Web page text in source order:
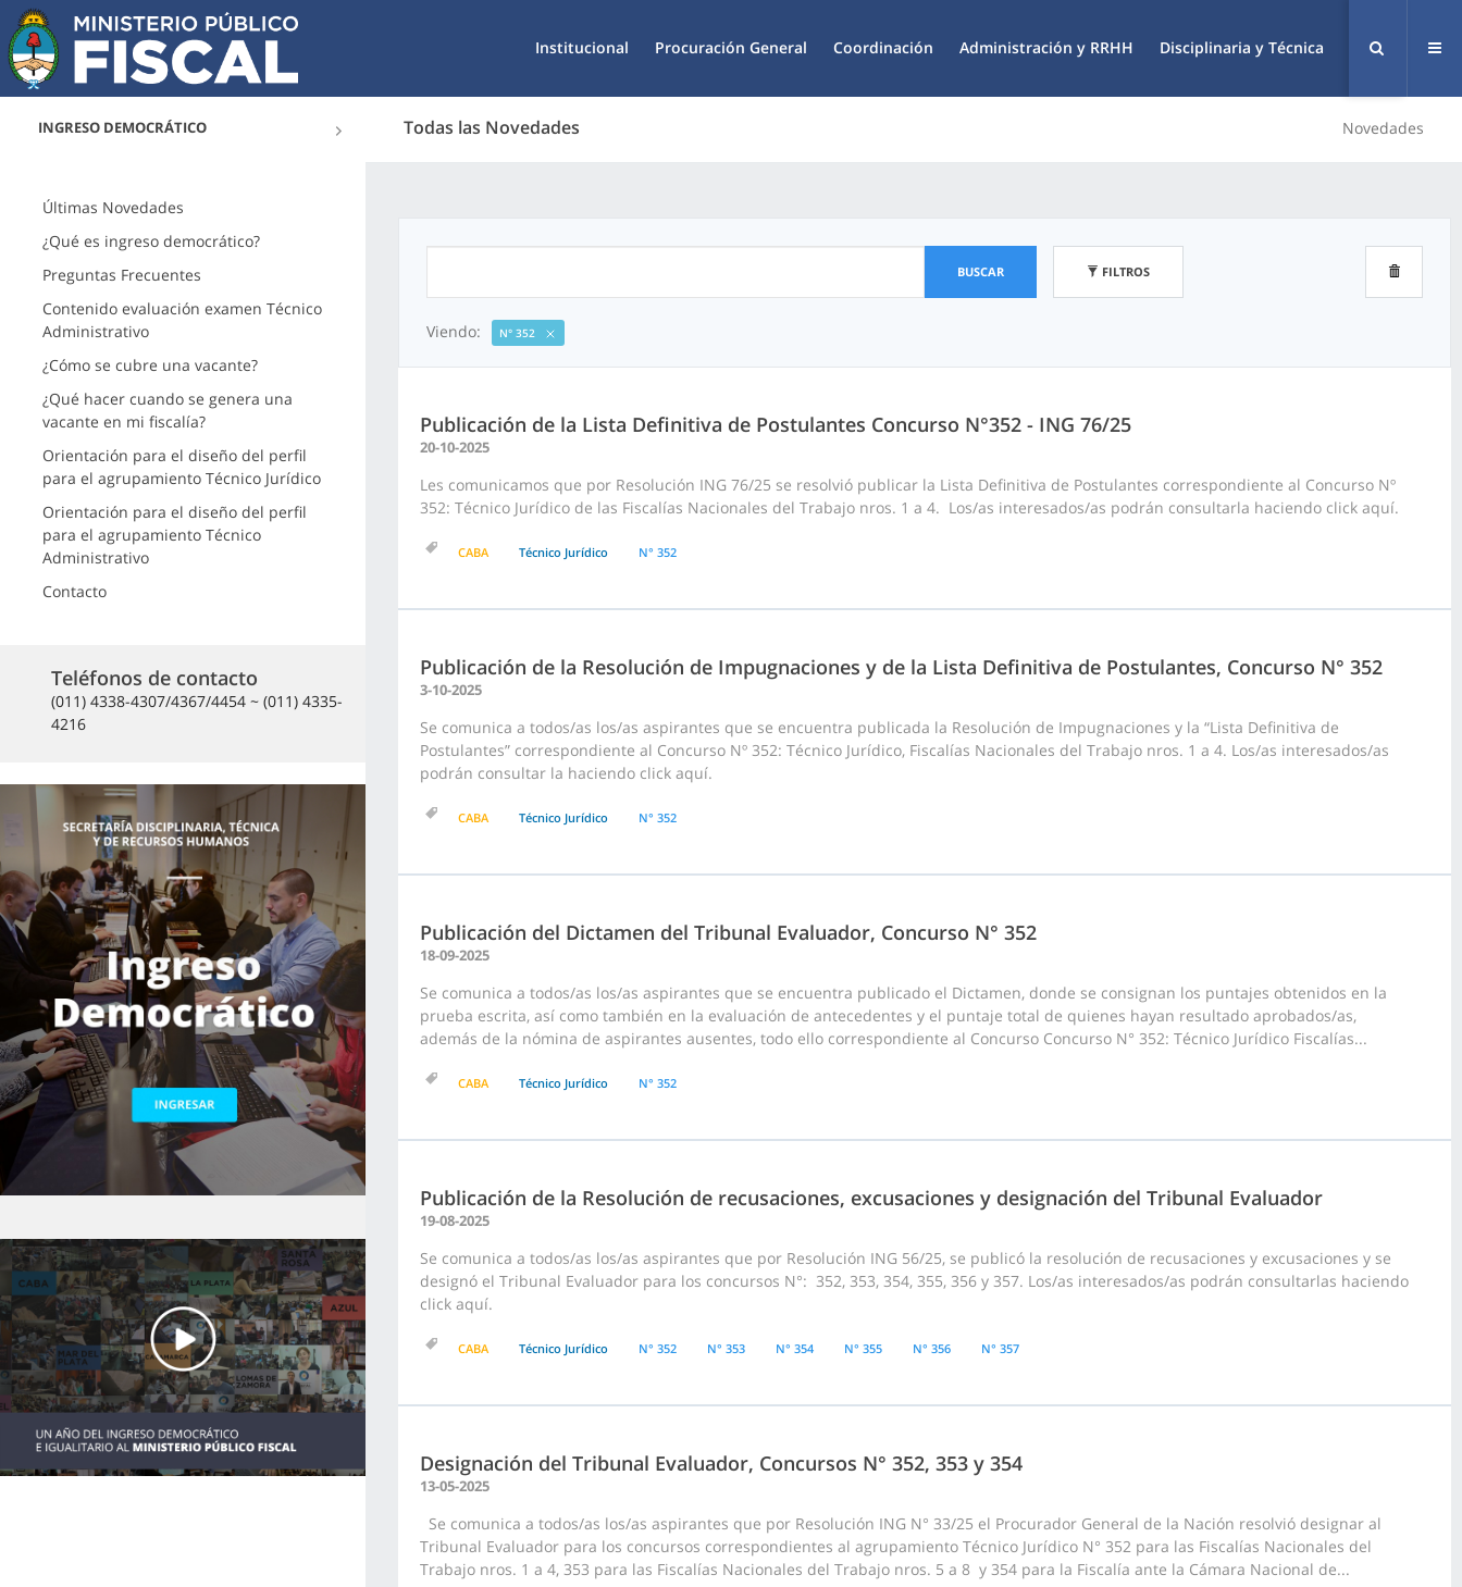
Institucional Procuración General Coordinación Administración y RRHH Disciplinaria y Técnica
INGRESO DEMOCRÁTICO Todas las Novedades Novedades
Últimas Novedades
¿Qué es ingreso democrático?
Preguntas Frecuentes
Contenido evaluación examen Técnico
Administrativo
¿Cómo se cubre una vacante?
¿Qué hacer cuando se genera una
vacante en mi fiscalía?
Orientación para el diseño del perfil
para el agrupamiento Técnico Jurídico
Orientación para el diseño del perfil
para el agrupamiento Técnico
Administrativo
Contacto
Teléfonos de contacto
(011) 4338-4307/4367/4454 ~ (011) 4335-
4216
BUSCAR FILTROS
Viendo: N° 352
Publicación de la Lista Definitiva de Postulantes Concurso N°352 - ING 76/25
20-10-2025
Les comunicamos que por Resolución ING 76/25 se resolvió publicar la Lista Definitiva de Postulantes correspondiente al Concurso Nº
352: Técnico Jurídico de las Fiscalías Nacionales del Trabajo nros. 1 a 4. Los/as interesados/as podrán consultarla haciendo click aquí.
CABA Técnico Jurídico N° 352
Publicación de la Resolución de Impugnaciones y de la Lista Definitiva de Postulantes, Concurso N° 352
3-10-2025
Se comunica a todos/as los/as aspirantes que se encuentra publicada la Resolución de Impugnaciones y la “Lista Definitiva de
Postulantes” correspondiente al Concurso Nº 352: Técnico Jurídico, Fiscalías Nacionales del Trabajo nros. 1 a 4. Los/as interesados/as
podrán consultar la haciendo click aquí.
CABA Técnico Jurídico N° 352
Publicación del Dictamen del Tribunal Evaluador, Concurso N° 352
18-09-2025
Se comunica a todos/as los/as aspirantes que se encuentra publicado el Dictamen, donde se consignan los puntajes obtenidos en la
prueba escrita, así como también en la evaluación de antecedentes y el puntaje total de quienes hayan resultado aprobados/as,
además de la nómina de aspirantes ausentes, todo ello correspondiente al Concurso Concurso N° 352: Técnico Jurídico Fiscalías...
CABA Técnico Jurídico N° 352
Publicación de la Resolución de recusaciones, excusaciones y designación del Tribunal Evaluador
19-08-2025
Se comunica a todos/as los/as aspirantes que por Resolución ING 56/25, se publicó la resolución de recusaciones y excusaciones y se
designó el Tribunal Evaluador para los concursos N°: 352, 353, 354, 355, 356 y 357. Los/as interesados/as podrán consultarlas haciendo
click aquí.
CABA Técnico Jurídico N° 352 N° 353 N° 354 N° 355 N° 356 N° 357
Designación del Tribunal Evaluador, Concursos N° 352, 353 y 354
13-05-2025
Se comunica a todos/as los/as aspirantes que por Resolución ING N° 33/25 el Procurador General de la Nación resolvió designar al
Tribunal Evaluador para los concursos correspondientes al agrupamiento Técnico Jurídico N° 352 para las Fiscalías Nacionales del
Trabajo nros. 1 a 4, 353 para las Fiscalías Nacionales del Trabajo nros. 5 a 8 y 354 para la Fiscalía ante la Cámara Nacional de...